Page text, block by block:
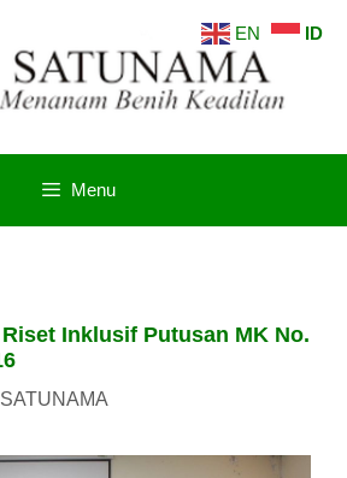
Menu
Inklusif Putusan MK No.
SATUNAMA
EN ID